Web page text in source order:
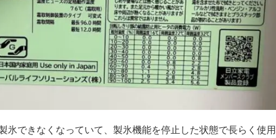
氷できなくなっていて、製氷機能を停止した状態で長らく使用